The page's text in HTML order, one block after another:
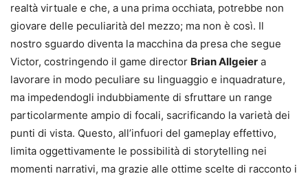
realtà virtuale e che, a una prima occhiata, potrebbe non
giovare delle peculiarità del mezzo; ma non è così. Il
nostro sguardo diventa la macchina da presa che segue
Victor, costringendo il game director Brian Allgeier a
lavorare in modo peculiare su linguaggio e inquadrature,
ma impedendogli indubbiamente di sfruttare un range
particolarmente ampio di focali, sacrificando la varietà dei
punti di vista. Questo, all’infuori del gameplay effettivo,
limita oggettivamente le possibilità di storytelling nei
momenti narrativi, ma grazie alle ottime scelte di racconto i